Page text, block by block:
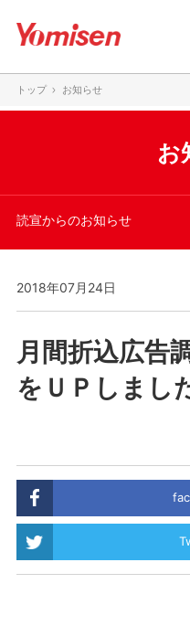
トップ お知らせ
お
読宣からのお知らせ
2018年07月24日
月間折込広告
をＵＰしまし